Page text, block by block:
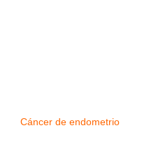
Cáncer de endometrio